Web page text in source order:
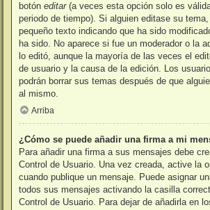
botón editar(a veces esta opción solo es
periodo de tiempo). Si alguien editase su
pequeño texto indicando que ha sido
ha sido. No aparece si fue un moderador o la
lo editó, aunque la mayoría de las veces el
de usuario y la causa de la edición. Los
podrán borrar sus temas después de que
al mismo.
Arriba
¿Cómo se puede añadir una firma a mi
Para añadir una firma a sus mensajes debe
Control de Usuario. Una vez creada, active la
cuando publique un mensaje. Puede asignar
todos sus mensajes activando la casilla
Control de Usuario. Para dejar de añadirla en